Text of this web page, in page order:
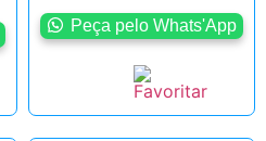
Peça pelo Whats'App